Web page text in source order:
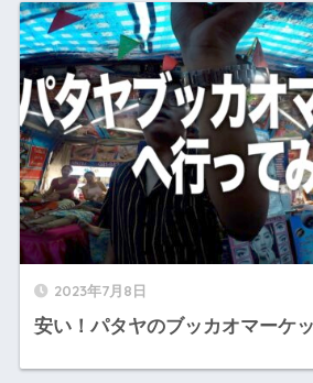
2023年7月8日
安い！パタヤのブッカオマーケ